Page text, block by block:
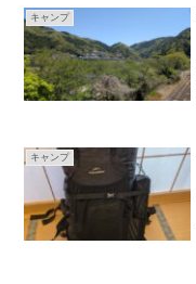
キャンプ
キャンプ